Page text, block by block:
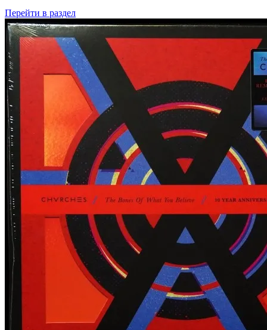
Перейти в раздел